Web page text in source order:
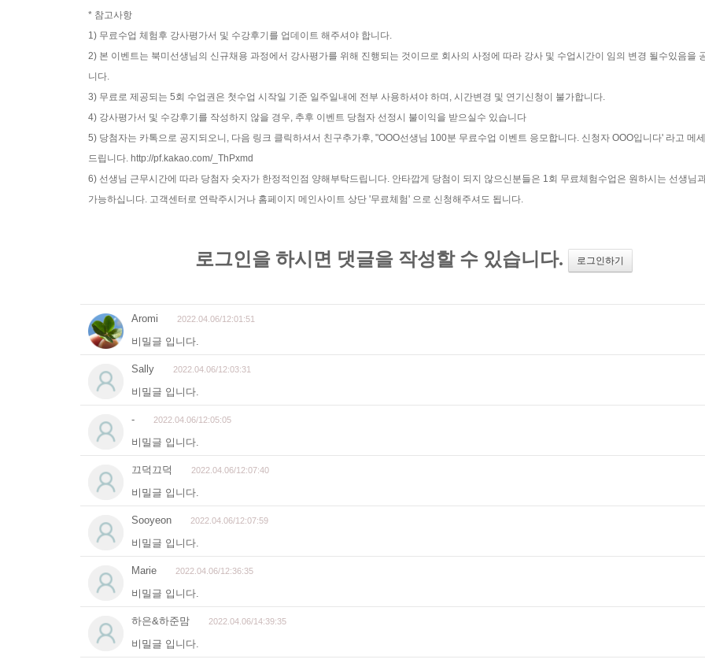
* 참고사항
1) 무료수업 체험후 강사평가서 및 수강후기를 업데이트 해주셔야 합니다.
2) 본 이벤트는 북미선생님의 신규채용 과정에서 강사평가를 위해 진행되는 것이므로 회사의 사정에 따라 강사 및 수업시간이 임의 변경 될수있음을
니다.
3) 무료로 제공되는 5회 수업권은 첫수업 시작일 기준 일주일내에 전부 사용하셔야 하며, 시간변경 및 연기신청이 불가합니다.
4) 강사평가서 및 수강후기를 작성하지 않을 경우, 추후 이벤트 당첨자 선정시 불이익을 받으실수 있습니다
5) 당첨자는 카톡으로 공지되오니, 다음 링크 클릭하셔서 친구추가후, "OOO선생님 100분 무료수업 이벤트 응모합니다. 신청자 OOO입니다' 라고 메
드립니다. http://pf.kakao.com/_ThPxmd
6) 선생님 근무시간에 따라 당첨자 숫자가 한정적인점 양해부탁드립니다. 안타깝게 당첨이 되지 않으신분들은 1회 무료체험수업은 원하시는 선생님
가능하십니다. 고객센터로 연락주시거나 홈페이지 메인사이트 상단 '무료체험' 으로 신청해주셔도 됩니다.